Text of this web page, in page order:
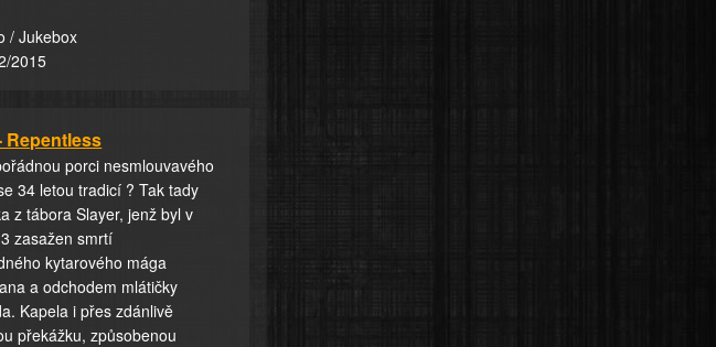
/ Jukebox
2015
Repentless
porci nesmlouvavého
34 letou tradicí ? Tak tady
z tábora Slayer, jenž byl v
zasažen smrtí
kytarového mága
a odchodem mlátičky
Kapela i přes zdánlivě
překážku, způsobenou